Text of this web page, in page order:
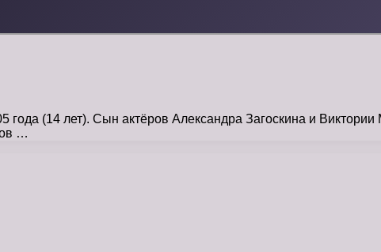
(14 лет). Сын актёров Александра Загоскина и
…